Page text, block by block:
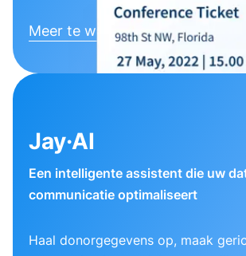
Meer te weten komen
Jay·AI
Een intelligente assistent die uw
communicatie optimaliseert
Haal donorgegevens op, maak